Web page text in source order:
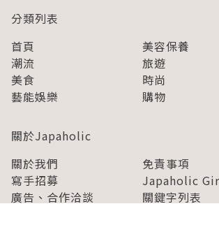
分類列表
首頁
美容保養
潮流
旅遊
美食
時尚
藝能娛樂
購物
關於Japaholic
關於我們
免責事項
寫手招募
Japaholic
廣告、合作洽談
關鍵字列表